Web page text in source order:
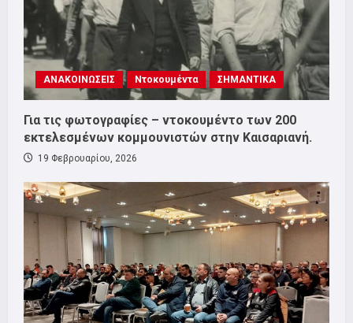
ΑΝΑΚΟΙΝΩΣΕΙΣ Ντοκουμέντα ΣΗΜΑΝΤΙΚΑ
Για τις φωτογραφίες – ντοκουμέντο των 200
εκτελεσμένων κομμουνιστών στην Καισαριανή.
19 Φεβρουαρίου, 2026